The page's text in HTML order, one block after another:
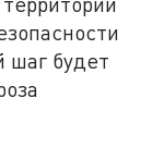
шаг будет